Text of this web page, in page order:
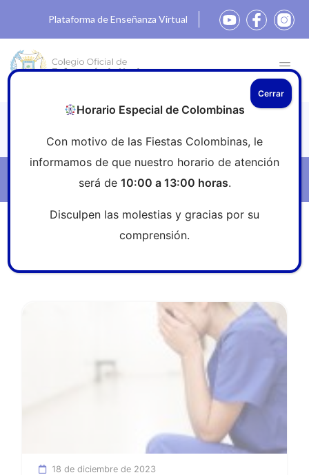
Plataforma de Enseñanza Virtual
»BurnOut
18 de diciembre de 2023
Ver noticia
Horario Especial de Colombinas
Con motivo de las Fiestas Colombinas, le
informamos de que nuestro horario de atención
será de 10:00 a 13:00 horas.
Disculpen las molestias y gracias por su
comprensión.
Cerrar